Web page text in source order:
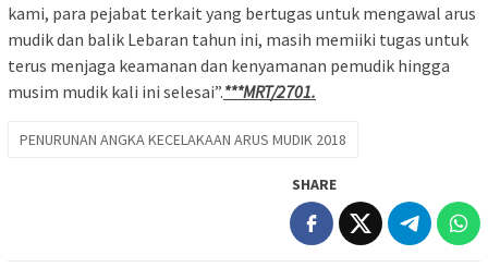
kami, para pejabat terkait yang bertugas untuk mengawal arus
mudik dan balik Lebaran tahun ini, masih memiiki tugas untuk
terus menjaga keamanan dan kenyamanan pemudik hingga
musim mudik kali ini selesai”.***MRT/2701.
PENURUNAN ANGKA KECELAKAAN ARUS MUDIK 2018
SHARE